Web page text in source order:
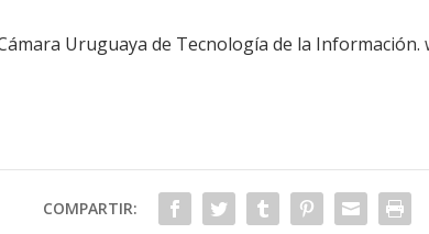
Uruguaya de Tecnología de la Información.
COMPARTIR: